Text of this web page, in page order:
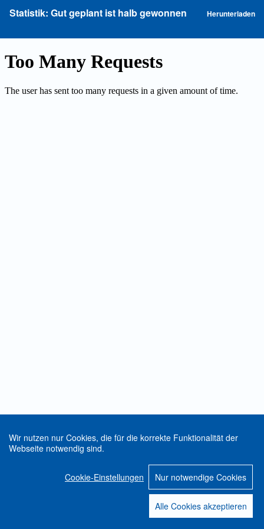
Wir nutzen nur Cookies, die für die korrekte Funktionalität der
Webseite notwendig sind.
Cookie-Einstellungen Nur notwendige Cookies
Alle Cookies akzeptieren
Artikeldetails
Statistik: Gut geplant ist halb gewonnen Herunterladen